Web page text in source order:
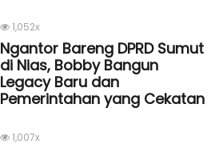
1,052x
Ngantor Bareng DPRD Sumut
di Nias, Bobby Bangun
Legacy Baru dan
Pemerintahan yang Cekatan
1,007x